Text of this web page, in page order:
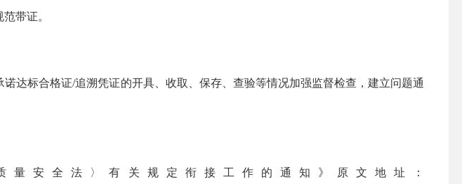
带证。
达标合格证/追溯凭证的开具、收取、保存、查验等情况加强监督检查，建立问题通
量安全法〉有关规定衔接工作的通知》
原文地址：